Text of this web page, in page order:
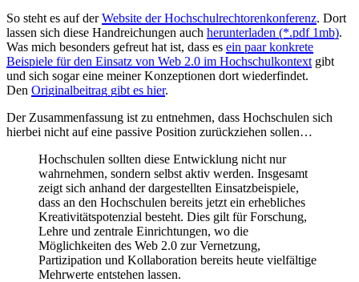
So steht es auf derWebsite der Hochschulrechtorenkonferenz. Dort
lassen sich diese Handreichungen auch herunterladen (*.pdf 1mb).
Was mich besonders gefreut hat ist, dass es ein paar konkrete
Beispiele für den Einsatz von Web 2.0 im Hochschulkontext gibt
und sich sogar eine meiner Konzeptionen dort wiederfindet.
Den Originalbeitrag gibt es hier.
Der Zusammenfassung ist zu entnehmen, dass Hochschulen sich
hierbei nicht auf eine passive Position zurückziehen sollen…
Hochschulen sollten diese Entwicklung nicht nur
wahrnehmen, sondern selbst aktiv werden. Insgesamt
zeigt sich anhand der dargestellten Einsatzbeispiele,
dass an den Hochschulen bereits jetzt ein erhebliches
Kreativitätspotenzial besteht. Dies gilt für Forschung,
Lehre und zentrale Einrichtungen, wo die
Möglichkeiten des Web 2.0 zur Vernetzung,
Partizipation und Kollaboration bereits heute vielfältige
Mehrwerte entstehen lassen.